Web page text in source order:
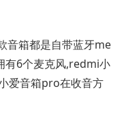
音箱都是自带蓝牙me
有6个麦克风,redmi小
爱音箱pro在收音方